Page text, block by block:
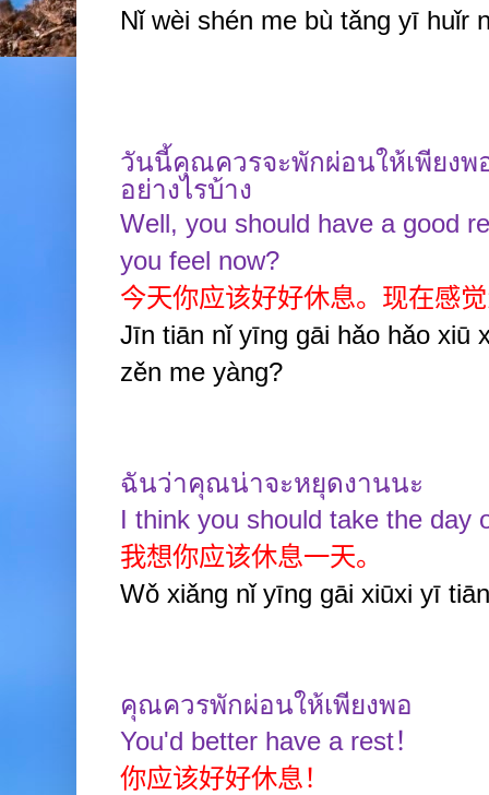
Nǐ wèi shén me bù tǎng yī huǐr
วันนี้คุณควรจะพักผ่อนให้เพียง
อย่างไรบ้าง
Well, you should have a good
you feel now?
今天你应该好好休息。现在感
Jīn tiān nǐ yīng gāi hǎo hǎo xiū
zěn me yàng?
ฉันว่าคุณน่าจะหยุดงานนะ
I think you should take the day
我想你应该休息一天。
Wǒ xiǎng nǐ yīng gāi xiūxi yī
คุณควรพักผ่อนให้เพียงพอ
You'd better have a rest！
你应该好好休息！